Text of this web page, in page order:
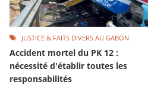
JUSTICE & FAITS DIVERS AU GABON
Accident mortel du PK 12 :
nécessité d'établir toutes les
responsabilités